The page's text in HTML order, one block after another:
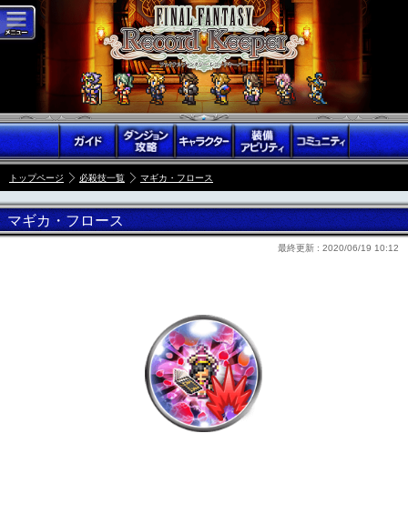
トップページ 必殺技一覧 マギカ・フロース
マギカ・フロース
最終更新 : 2020/06/19 10:12